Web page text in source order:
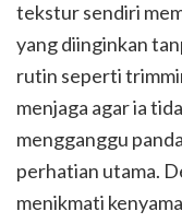
tekstur sendiri
yang diinginkan
rutin seperti
menjaga agar ia
mengganggu
perhatian utama.
menikmati